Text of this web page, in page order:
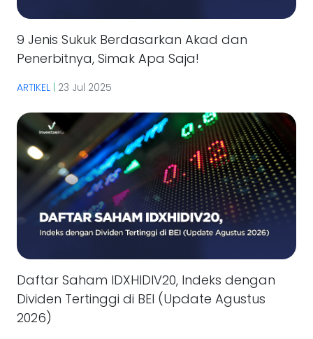
9 Jenis Sukuk Berdasarkan Akad dan
Penerbitnya, Simak Apa Saja!
ARTIKEL | 23 Jul 2025
Daftar Saham IDXHIDIV20, Indeks dengan
Dividen Tertinggi di BEI (Update Agustus
2026)